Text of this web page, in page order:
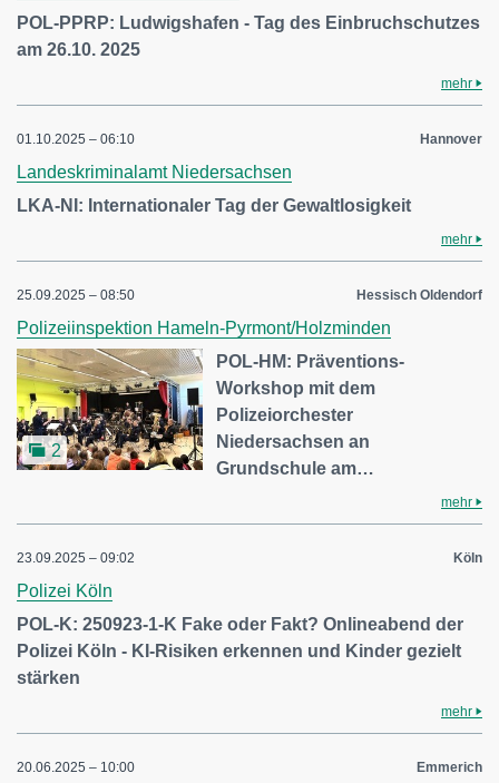
POL-PPRP: Ludwigshafen - Tag des Einbruchschutzes
am 26.10. 2025
mehr
01.10.2025 – 06:10 Hannover
Landeskriminalamt Niedersachsen
LKA-NI: Internationaler Tag der Gewaltlosigkeit
mehr
25.09.2025 – 08:50 Hessisch Oldendorf
Polizeiinspektion Hameln-Pyrmont/Holzminden
2
POL-HM: Präventions-
Workshop mit dem
Polizeiorchester
Niedersachsen an
Grundschule am…
mehr
23.09.2025 – 09:02 Köln
Polizei Köln
POL-K: 250923-1-K Fake oder Fakt? Onlineabend der
Polizei Köln - KI-Risiken erkennen und Kinder gezielt
stärken
mehr
20.06.2025 – 10:00 Emmerich